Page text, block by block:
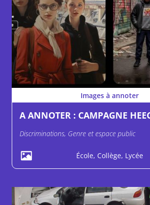
Images à annoter
A ANNOTER : CAMPAGNE
Discriminations, Genre et espace public
École, Collège, Lycée